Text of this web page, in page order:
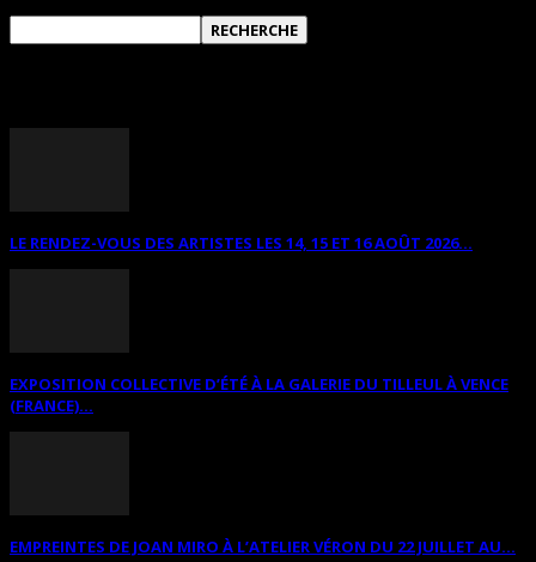
LE RENDEZ-VOUS DES ARTISTES LES 14, 15 ET 16 AOÛT 2026...
EXPOSITION COLLECTIVE D’ÉTÉ À LA GALERIE DU TILLEUL À VENCE
(FRANCE)...
EMPREINTES DE JOAN MIRO À L’ATELIER VÉRON DU 22 JUILLET AU...